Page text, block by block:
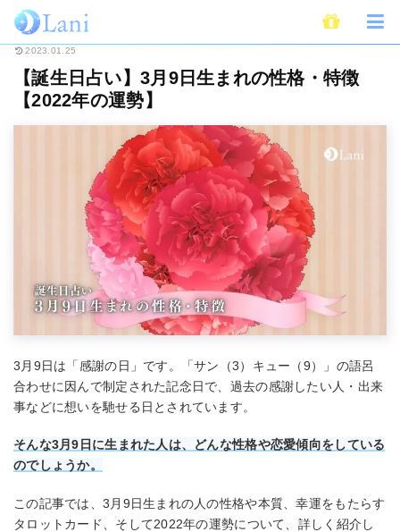
ホーム 占い 【誕生日占い】3月9日生まれの性格・特徴【
2023.01.25
【誕生日占い】3月9日生まれの性格・特徴
【2022年の運勢】
3月9日は「感謝の日」です。「サン（3）キュー（9）」の語呂
合わせに因んで制定された記念日で、過去の感謝したい人・出来
事などに想いを馳せる日とされています。
そんな3月9日に生まれた人は、どんな性格や恋愛傾向をしている
のでしょうか。
この記事では、3月9日生まれの人の性格や本質、幸運をもたらす
タロットカード、そして2022年の運勢について、詳しく紹介し